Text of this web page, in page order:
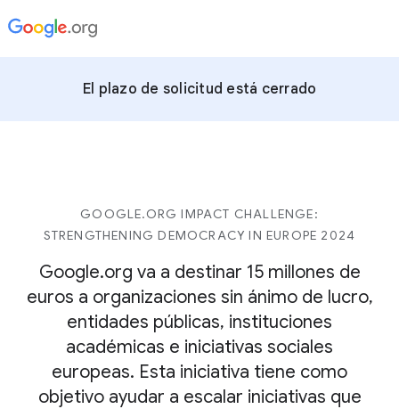
El plazo de solicitud está cerrado
GOOGLE.ORG IMPACT CHALLENGE:
STRENGTHENING DEMOCRACY IN EUROPE 2024
Google.org va a destinar 15 millones de
euros a organizaciones sin ánimo de lucro,
entidades públicas, instituciones
académicas e iniciativas sociales
europeas. Esta iniciativa tiene como
objetivo ayudar a escalar iniciativas que